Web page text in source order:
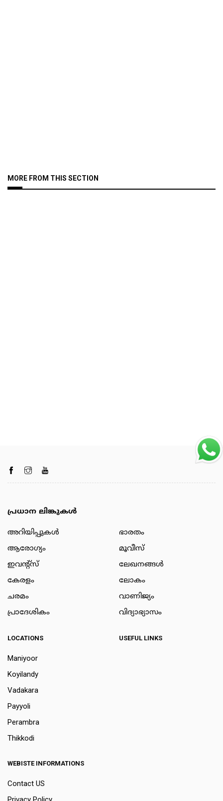
MORE FROM THIS SECTION
പ്രധാന ലിങ്കുകൾ
അറിയിപ്പുകള്‍
ആരോഗ്യം
ഇവന്റ്സ്
കേരളം
ചരമം
പ്രാദേശികം
ഭാരതം
മൂവീസ്
ലേഖനങ്ങള്‍
ലോകം
വാണിജ്യം
വിദ്യാഭ്യാസം
LOCATIONS
Maniyoor
Koyilandy
Vadakara
Payyoli
Perambra
Thikkodi
USEFUL LINKS
WEBISTE INFORMATIONS
Contact US